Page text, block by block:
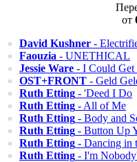
от
David Kushner -
Faouzia - UNETHICAL
Jessie Ware - I Could Get
OST+FRONT - Geld
Ruth Etting - 'Deed I Do
Ruth Etting - All of Me
Ruth Etting - Body and
Ruth Etting - Button Up
Ruth Etting - Dancing in
Ruth Etting - I'm